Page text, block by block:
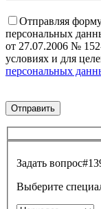
Отправляя
персональных
от 27.07.2006 №
условиях и для
персональных
Задать вопрос
Выберите